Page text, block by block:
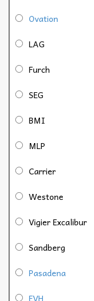
Ovation
LAG
Furch
SEG
BMI
MLP
Carrier
Westone
Vigier Excalibur
Sandberg
Pasadena
EVH